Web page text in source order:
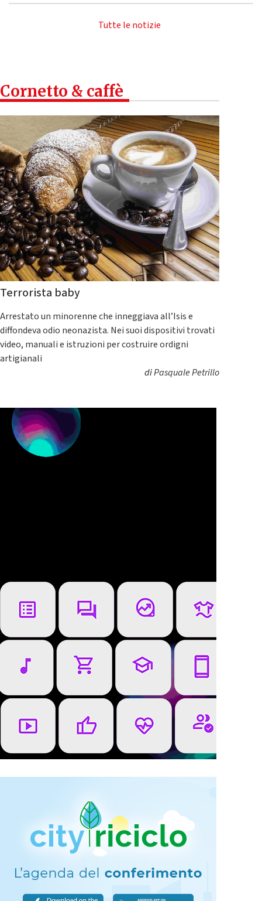
Tutte le notizie
Cornetto & caffè
Terrorista baby
Arrestato un minorenne che inneggiava all’Isis e
diffondeva odio neonazista. Nei suoi dispositivi trovati
video, manuali e istruzioni per costruire ordigni
artigianali
diPasquale Petrillo